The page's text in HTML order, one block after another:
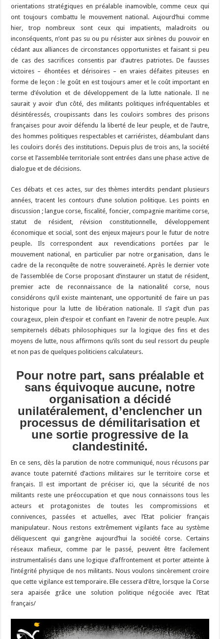
orientations stratégiques en préalable inamovible, comme ceux qui
ont toujours combattu le mouvement national. Aujourd’hui comme
hier, trop nombreux sont ceux qui impatients, maladroits ou
inconséquents, n’ont pas su ou pu résister aux sirènes du pouvoir en
cédant aux alliances de circonstances opportunistes et faisant si peu
de cas des sacrifices consentis par d’autres patriotes. De fausses
victoires – éhontées et dérisoires – en vraies défaites piteuses en
forme de leçon : le goût en est toujours amer et le coût important en
terme d’évolution et de développement de la lutte nationale. Il ne
saurait y avoir d’un côté, des militants politiques infréquentables et
désintéressés, croupissants dans les couloirs sombres des prisons
françaises pour avoir défendu la liberté de leur peuple, et de l’autre,
des hommes politiques respectables et carriéristes, déambulant dans
les couloirs dorés des institutions. Depuis plus de trois ans, la société
corse et l’assemblée territoriale sont entrées dans une phase active de
dialogue et de décisions.
Ces débats et ces actes, sur des thèmes interdits pendant plusieurs
années, tracent les contours d’une solution politique. Les points en
discussion ; langue corse, fiscalité, foncier, compagnie maritime corse,
statut de résident, révision constitutionnelle, développement
économique et social, sont des enjeux majeurs pour le futur de notre
peuple. Ils correspondent aux revendications portées par le
mouvement national, en particulier par notre organisation, dans le
cadre de la reconquête de notre souveraineté. Après le dernier vote
de l’assemblée de Corse proposant d’instaurer un statut de résident,
premier acte de reconnaissance de la nationalité corse, nous
considérons qu’il existe maintenant, une opportunité de faire un pas
historique pour la lutte de libération nationale. Il s’agit d’un pas
courageux, plein d’espoir et confiant en l’avenir de notre peuple. Aux
sempiternels débats philosophiques sur la logique des fins et des
moyens de lutte, nous affirmons qu’ils sont du seul ressort du peuple
et non pas de quelques politiciens calculateurs.
Pour notre part, sans préalable et
sans équivoque aucune, notre
organisation a décidé
unilatéralement, d’enclencher un
processus de démilitarisation et
une sortie progressive de la
clandestinité.
En ce sens, dès la parution de notre communiqué, nous récusons par
avance toute paternité d’actions militaires sur le territoire corse et
français. Il est important de préciser ici, que la sécurité de nos
militants reste une préoccupation et que nous connaissons tous les
acteurs et protagonistes de toutes les compromissions et
connivences, passées et actuelles, avec l’Etat policier français
manipulateur. Nous restons extrêmement vigilants face au système
déliquescent qui gangrène aujourd’hui la société corse. Certains
réseaux mafieux, comme par le passé, peuvent être facilement
instrumentalisés dans une logique d’affrontement et porter atteinte à
l’intégrité physique de nos militants. Nous voulons sincèrement croire
que cette vigilance est temporaire. Elle cessera d’être, lorsque la Corse
sera apaisée grâce une solution politique négociée avec l’Etat
français/